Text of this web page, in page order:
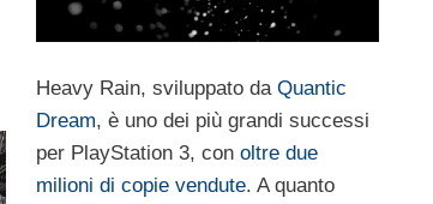
Heavy Rain, sviluppato da Quantic
Dream, è uno dei più grandi successi
per PlayStation 3, con oltre due
milioni di copie vendute. A quanto